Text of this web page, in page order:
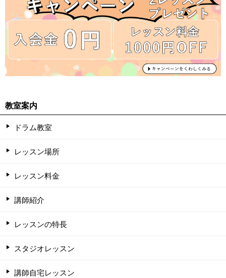
教室案内
ドラム教室
レッスン場所
レッスン料金
講師紹介
レッスンの特長
スタジオレッスン
講師自宅レッスン